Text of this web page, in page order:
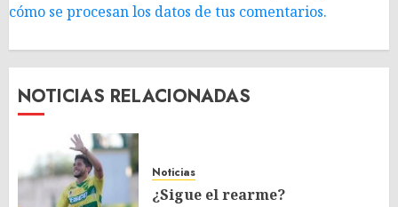
cómo se procesan los datos de tus comentarios.
NOTICIAS RELACIONADAS
Noticias
¿Sigue el rearme?